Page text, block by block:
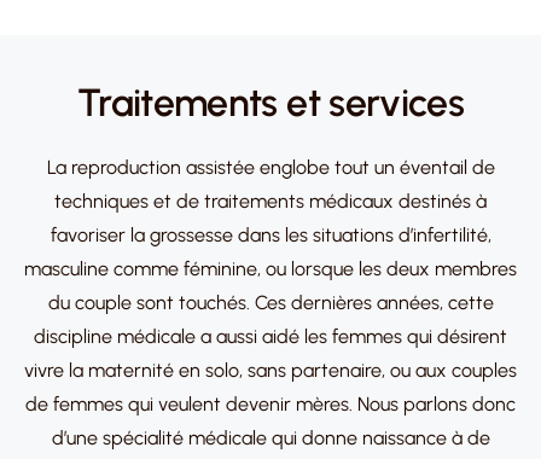
Traitements et services
La reproduction assistée englobe tout un éventail de
techniques et de traitements médicaux destinés à
favoriser la grossesse dans les situations d’infertilité,
masculine comme féminine, ou lorsque les deux membres
du couple sont touchés. Ces dernières années, cette
discipline médicale a aussi aidé les femmes qui désirent
vivre la maternité en solo, sans partenaire, ou aux couples
de femmes qui veulent devenir mères. Nous parlons donc
d’une spécialité médicale qui donne naissance à de